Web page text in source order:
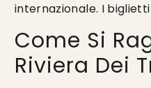
internazionale. I
Come Si
Riviera Dei